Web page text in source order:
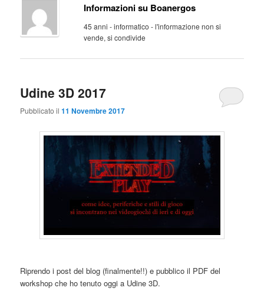
Informazioni su Boanergos
45 anni - informatico - l'informazione non si
vende, si condivide
Udine 3D 2017
Pubblicato il11 Novembre 2017
Riprendo i post del blog (finalmente!!) e pubblico il PDF del
workshop che ho tenuto oggi a Udine 3D.